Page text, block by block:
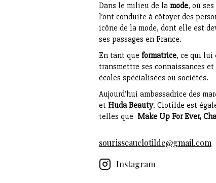
Dans le milieu de la mode, où
l’ont conduite à côtoyer des
icône de la mode, dont elle est
ses passages en France.
En tant que formatrice, ce qui lui
transmettre ses connaissances
écoles spécialisées ou sociétés.
Aujourd’hui ambassadrice des
et Huda Beauty. Clotilde est
telles que Make Up For Ever,
sourisseauclotilde@gmail.com
Instagram